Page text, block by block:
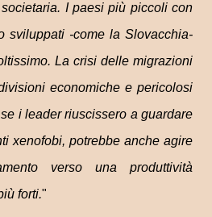
I paesi più piccoli con
sviluppati -come la Slovacchia-
La crisi delle migrazioni
economiche e pericolosi
i leader riuscissero a guardare
xenofobi, potrebbe anche agire
verso una produttività
forti."